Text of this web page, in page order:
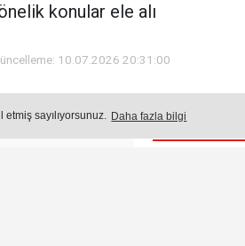
sayılıyorsunuz. Daha fazla bilgi
konular ele alı
10.07.2026 20:31:00
Öne Çıkanlar